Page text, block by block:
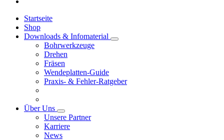
Startseite
Shop
Downloads & Infomaterial
Bohrwerkzeuge
Drehen
Fräsen
Wendeplatten-Guide
Praxis- & Fehler-Ratgeber
Über Uns
Unsere Partner
Karriere
News